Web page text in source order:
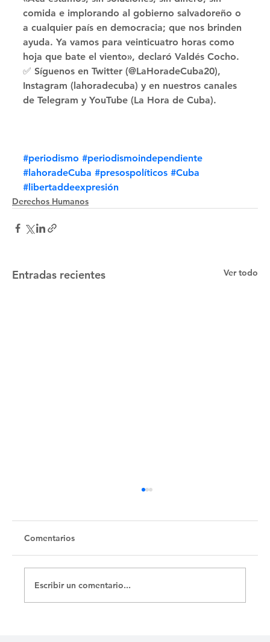
comida e implorando al gobierno salvadoreño o
a cualquier país en democracia; que nos brinden
ayuda. Ya vamos para veinticuatro horas como
hoja que bate el viento», declaró Valdés Cocho.
✅ Síguenos en Twitter (@LaHoradeCuba20),
Instagram (lahoradecuba) y en nuestros canales
de Telegram y YouTube (La Hora de Cuba).
#periodismo #periodismoindependiente
#lahoradeCuba #presospolíticos #Cuba
#libertaddeexpresión
Derechos Humanos
Entradas recientes Ver todo
Untitled
Comentarios
Escribir un comentario...